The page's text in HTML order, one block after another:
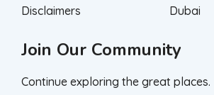
Disclaimers
Dubai
Join Our Community
Continue exploring the great places.